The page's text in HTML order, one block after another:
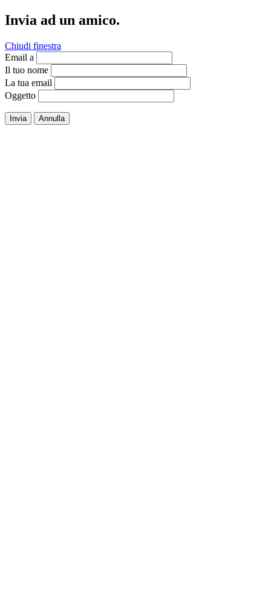
Invia ad un amico.
Chiudi finestra
Email a
Il tuo nome
La tua email
Oggetto
Invia Annulla